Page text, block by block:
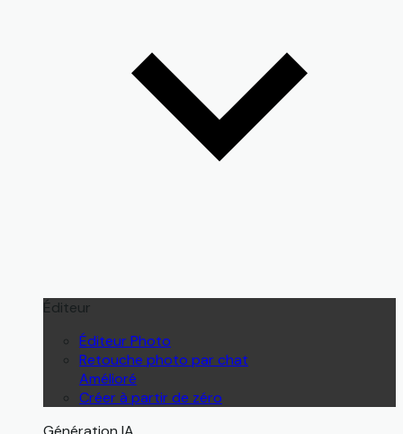
Éditeur
Éditeur Photo
Retouche photo par chat
Amélioré
Créer à partir de zéro